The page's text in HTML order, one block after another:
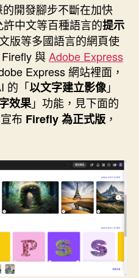
佈
日
期
的開發腳步不斷在加快
中文等百種語言的提示
版等多國語言的網頁使
與Adobe Express
Express 網站裡面，
的「以文字建立影像」
效果」功能，見下面的
布 Firefly 為正式版 ，